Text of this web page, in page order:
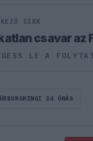
CIKK
csavar az
LE A
24 ÓRÁS